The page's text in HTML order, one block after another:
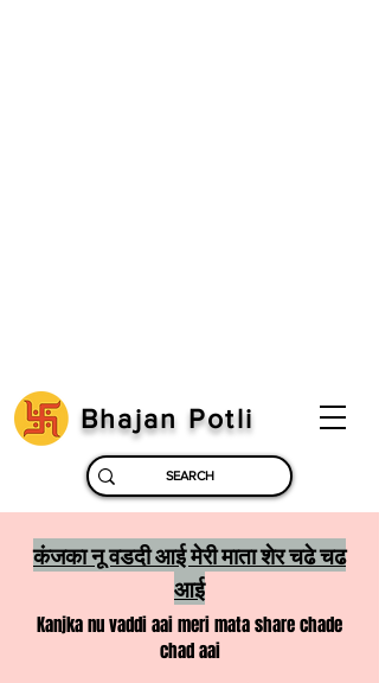
Bhajan Potli
कंजका नू वडदी आई मेरी माता शेर चढे चढ
आई
Kanjka nu vaddi aai meri mata share chade
chad aai